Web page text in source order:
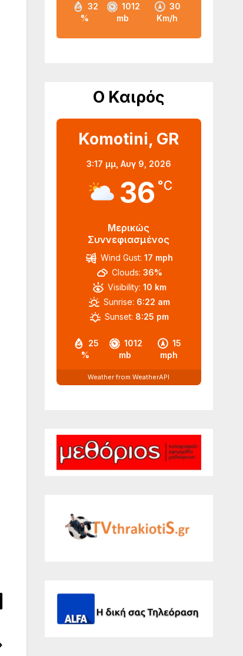
32
%
1012
mb
30
Km/h
Ο Καιρός
Komotini, GR
3:17 μμ, Αυγ 9, 2026
36 °C
Μερικώς
Συννεφιασμένος
25
%
1012
mb
15
mph
Wind Gust: 17 mph
Clouds: 36%
Visibility: 10 km
Sunrise: 6:22 am
Sunset: 8:25 pm
Weather from WeatherAPI